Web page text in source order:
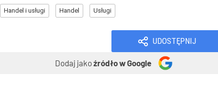
Handel i usługi Handel Usługi
UDOSTĘPNIJ
Dodaj jakoźródło w Google